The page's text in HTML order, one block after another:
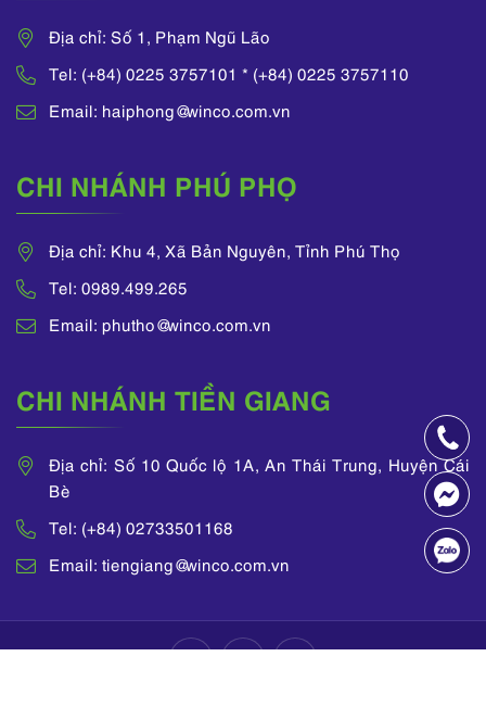
Địa chỉ: Số 1, Phạm Ngũ Lão
Tel: (+84) 0225 3757101 * (+84) 0225 3757110
Email: haiphong@winco.com.vn
CHI NHÁNH PHÚ PHỌ
Địa chỉ: Khu 4, Xã Bản Nguyên, Tỉnh Phú Thọ
Tel: 0989.499.265
Email: phutho@winco.com.vn
CHI NHÁNH TIỀN GIANG
Địa chỉ: Số 10 Quốc lộ 1A, An Thái Trung, Huyện Cái
Bè
Tel: (+84) 02733501168
Email: tiengiang@winco.com.vn